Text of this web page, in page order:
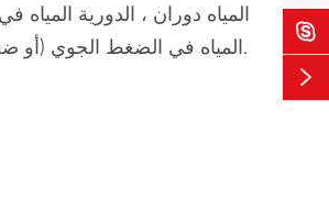
المياه دوران ، الدورية
المياه في الضغط الجوي (أو ضغط المياه) من خلال شبكة أنابيب الضغط في مدخل الأنابيب ، لذلك الدموية ، تحقيق المستمر ضخ.

